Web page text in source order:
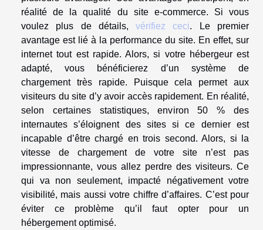
réalité de la qualité du site e-commerce. Si vous
voulez plus de détails,vérifiez ceci. Le premier
avantage est lié à la performance du site. En effet, sur
internet tout est rapide. Alors, si votre hébergeur est
adapté, vous bénéficierez d’un système de
chargement très rapide. Puisque cela permet aux
visiteurs du site d’y avoir accès rapidement. En réalité,
selon certaines statistiques, environ 50 % des
internautes s’éloignent des sites si ce dernier est
incapable d’être chargé en trois second. Alors, si la
vitesse de chargement de votre site n’est pas
impressionnante, vous allez perdre des visiteurs. Ce
qui va non seulement, impacté négativement votre
visibilité, mais aussi votre chiffre d’affaires. C’est pour
éviter ce problème qu’il faut opter pour un
hébergement optimisé.